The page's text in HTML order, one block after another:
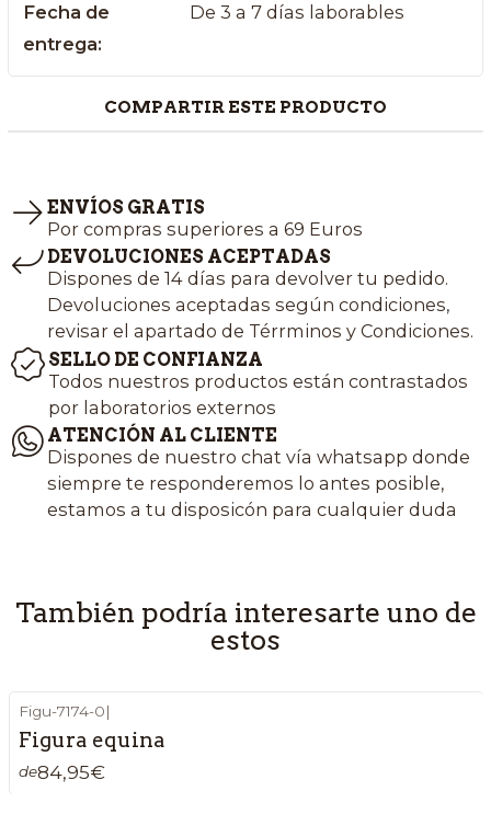
Fecha de
entrega:
De 3 a 7 días laborables
COMPARTIR ESTE PRODUCTO
ENVÍOS GRATIS
Por compras superiores a 69 Euros
DEVOLUCIONES ACEPTADAS
Dispones de 14 días para devolver tu pedido.
Devoluciones aceptadas según condiciones,
revisar el apartado de Térrminos y Condiciones.
SELLO DE CONFIANZA
Todos nuestros productos están contrastados
por laboratorios externos
ATENCIÓN AL CLIENTE
Dispones de nuestro chat vía whatsapp donde
siempre te responderemos lo antes posible,
estamos a tu disposicón para cualquier duda
También podría interesarte uno de
estos
Figu-7174-0|
Figura equina
de84,95€